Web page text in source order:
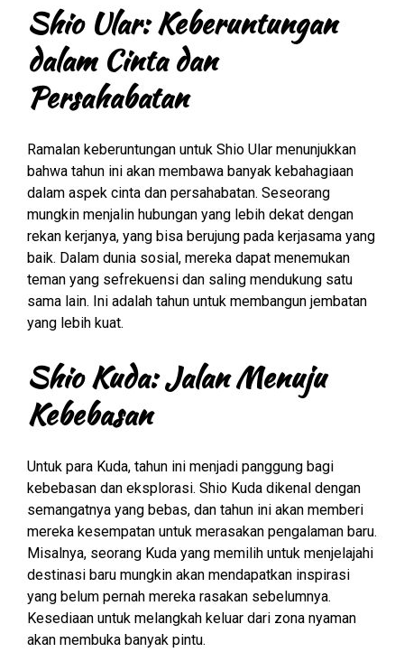
Shio Ular: Keberuntungan
dalam Cinta dan
Persahabatan
Ramalan keberuntungan untuk Shio Ular menunjukkan
bahwa tahun ini akan membawa banyak kebahagiaan
dalam aspek cinta dan persahabatan. Seseorang
mungkin menjalin hubungan yang lebih dekat dengan
rekan kerjanya, yang bisa berujung pada kerjasama yang
baik. Dalam dunia sosial, mereka dapat menemukan
teman yang sefrekuensi dan saling mendukung satu
sama lain. Ini adalah tahun untuk membangun jembatan
yang lebih kuat.
Shio Kuda: Jalan Menuju
Kebebasan
Untuk para Kuda, tahun ini menjadi panggung bagi
kebebasan dan eksplorasi. Shio Kuda dikenal dengan
semangatnya yang bebas, dan tahun ini akan memberi
mereka kesempatan untuk merasakan pengalaman baru.
Misalnya, seorang Kuda yang memilih untuk menjelajahi
destinasi baru mungkin akan mendapatkan inspirasi
yang belum pernah mereka rasakan sebelumnya.
Kesediaan untuk melangkah keluar dari zona nyaman
akan membuka banyak pintu.